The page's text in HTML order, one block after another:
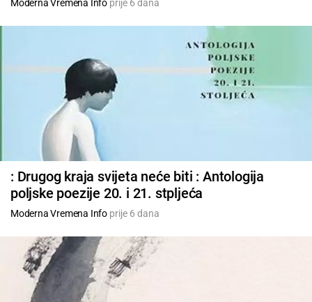
Moderna Vremena Info prije 6 dana
: Drugog kraja svijeta neće biti : Antologija
poljske poezije 20. i 21. stpljeća
Moderna Vremena Info prije 6 dana